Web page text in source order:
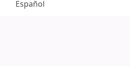
Español